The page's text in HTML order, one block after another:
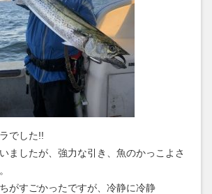
でした!!
ましたが、強力な引き、魚のかっこよさ
がすごかったですが、冷静に冷静